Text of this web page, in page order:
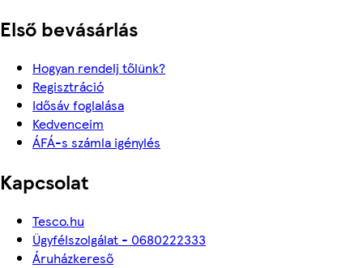
Első bevásárlás
Hogyan rendelj tőlünk?
Regisztráció
Idősáv foglalása
Kedvenceim
ÁFÁ-s számla igénylés
Kapcsolat
Tesco.hu
Ügyfélszolgálat - 0680222333
Áruházkereső